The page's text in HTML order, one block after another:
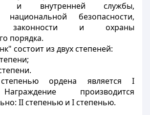
и внутренней службы,
национальной безопасности,
законности и охраны
порядка.
состоит из двух степеней:
ордена является I
производится
II степенью и I степенью.